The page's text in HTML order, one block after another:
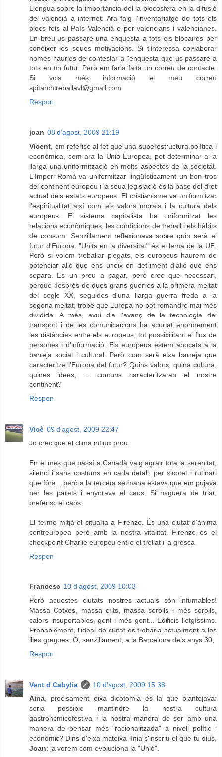
Llengua sobre la importància del la blocosfera en la difusió
del valencià a internet. Ara faig l’inventariatge de tots els
blocs fets al País Valencià o per valencians i valencianes.
En breu us passaré una enquesta a tots els blocaires per
conèixer les seues motivacions. Si t'interessa col•laborar
només hauries de contestar a l'enquesta que us passaré a
tots en un futur. Però em faria falta un correu de contacte.
Si vols més informació el meu correu
spitarchtreballavl@gmail.com
Respon
joan 08 d’agost, 2009 21:19
Vicent , em referisc al fet que una superestructura política i
econòmica, com ara la Unió Europea, pot determinar a la
llarga una uniformització en molts aspectes de la societat.
L'Imperi Romà va uniformitzar lingüísticament un bon tros
del continent europeu i la seua legislació és la base del dret
actual dels estats europeus. El cristianisme va uniformitzar
l'espiritualitat així com els valors morals i la cultura dels
europeus. El sistema capitalista ha uniformitzat les
relacions econòmiques, les condicions de treball i els hàbits
de consum. Senzillament reflexionava sobre quin serà el
futur d'Europa. "Units en la diversitat" és el lema de la UE.
Però si volem treballar plegats, els europeus haurem de
potenciar allò que ens uneix en detriment d'allò que ens
separa. Es un preu a pagar, però crec que necessari,
perquè després de dues grans guerres a la primera meitat
del segle XX, seguides d'una llarga guerra freda a la
segona meitat, trobe que Europa no pot romandre mai més
dividida. A més, avui dia l'avanç de la tecnologia del
transport i de les comunicacions ha acurtat enormement
les distàncies entre els europeus, tot possibilitant el flux de
persones i d'informació. Els europeus estem abocats a la
barreja social i cultural. Però com serà eixa barreja que
caracteritze l'Europa del futur? Quins valors, quina cultura,
quines idees, ... comuns caracteritzaran el nostre
continent?
Respon
Vicè 09 d’agost, 2009 22:47
Jo crec que el clima influix prou.
En el mes que passí a Canadà vaig agrair tota la serenitat,
silenci i sans costums en cada detall, per xicotet i rutinari
que fóra... però a la tercera setmana estava que em pujava
per les parets i enyorava el caos. Si haguera de triar,
preferisc el caos.
El terme mitjà el situaria a Firenze. És una ciutat d'ànima
centreuropea però amb la nostra vitalitat. Firenze és el
checkpoint Charlie europeu entre el trellat i la gresca
Respon
Francesc 10 d’agost, 2009 10:03
Però aquestes ciutats nostres actuals són infumables!
Massa Cotxes, massa crits, massa sorolls i més sorolls,
calors insuportables, gent i més gent... Edificis lletgíssims.
Probablement, l'ideal de ciutat es trobaria actualment a les
illes gregues. O, senzillament, a la Barcelona dels anys 30,
Respon
Vent d Cabylia
10 d’agost, 2009 15:38
Aina, precisament eixa dicotomia és la que plantejava:
seria possible mantindre la nostra cultura
gastronomicofestiva i la nostra manera de ser amb una
manera de pensar més "racionalitzada" a nivell polític i
econòmic? Dins d'eixa mateixa línia s'inscriu el que tu dius,
Joan: ja vorem com evoluciona la "Unió".